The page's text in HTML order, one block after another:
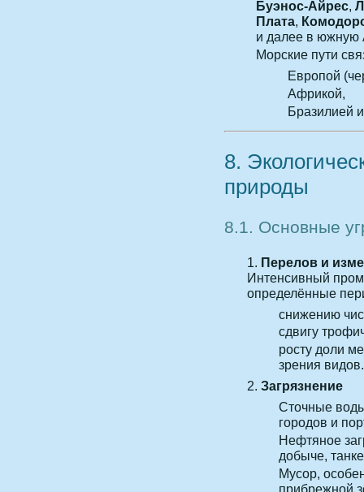
Буэнос-Айрес,
Плата,
и далее в южную
Морские пути
Европой
Африкой,
Бразилией
8.
природы
8.1. Основные
Перелов и
Интенсивный
определённые
снижению
сдвигу
росту доли
зрения видов.
Загрязнение
Сточные
городов и
Нефтяное
добыче,
Мусор,
прибрежной